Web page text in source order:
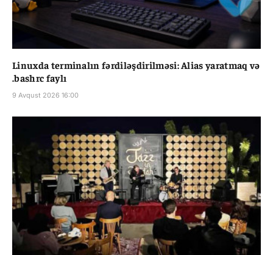
Linuxda terminalın fərdiləşdirilməsi: Alias yaratmaq və
.bashrc faylı
9 Avqust 2026 16:00